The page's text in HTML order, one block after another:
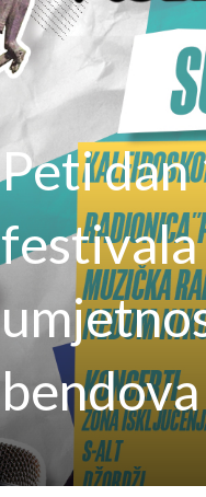
Peti dan
bendova